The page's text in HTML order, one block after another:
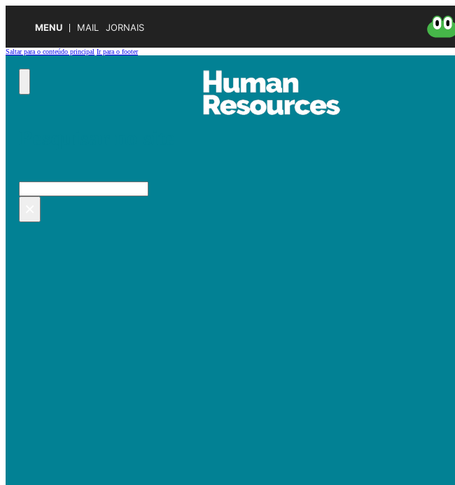
MENU MAIL JORNAIS
Saltar para o conteúdo principal Ir para o footer
Pesquisar